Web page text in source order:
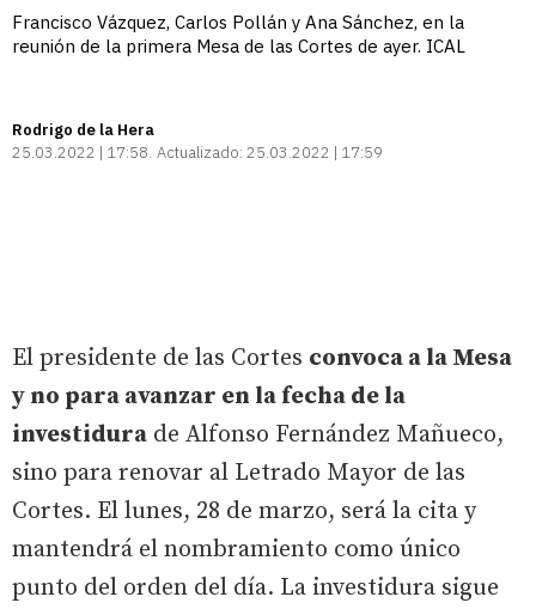
Francisco Vázquez, Carlos Pollán y Ana Sánchez, en la
reunión de la primera Mesa de las Cortes de ayer. ICAL
Rodrigo de la Hera
25.03.2022 | 17:58 Actualizado: 25.03.2022 | 17:59
El presidente de las Cortes convoca a la Mesa
y no para avanzar en la fecha de la
investidura de Alfonso Fernández Mañueco,
sino para renovar al Letrado Mayor de las
Cortes. El lunes, 28 de marzo, será la cita y
mantendrá el nombramiento como único
punto del orden del día. La investidura sigue